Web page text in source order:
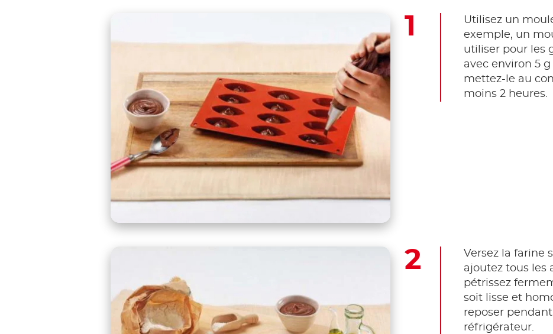
Utilisez un
exemple, un
utiliser pour les
avec environ 5
mettez-le au
moins 2 heures.
Versez la farine
ajoutez tous les
pétrissez
soit lisse et
reposer
réfrigérateur.